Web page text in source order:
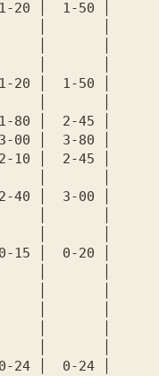
1-20 1-50
│       │
│       │
1-20 1-50
│       │
1-80 2-45
3-00 3-80
2-10 2-45
│       │
2-40 3-00
│       │
0-15 0-20
│       │
│       │
│       │       │
│       │
0-24 0-24